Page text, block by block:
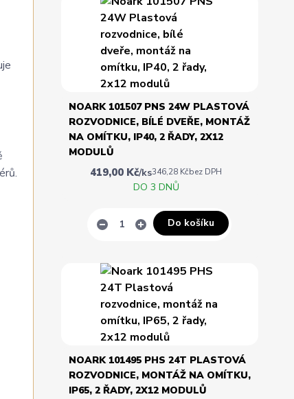
NOARK 101507 PNS 24W PLASTOVÁ
ROZVODNICE, BÍLÉ DVEŘE, MONTÁŽ
NA OMÍTKU, IP40, 2 ŘADY, 2X12
MODULŮ
419,00 Kč/ks346,28 Kčbez DPH
DO 3 DNŮ
Do košíku
NOARK 101495 PHS 24T PLASTOVÁ
ROZVODNICE, MONTÁŽ NA OMÍTKU,
IP65, 2 ŘADY, 2X12 MODULŮ